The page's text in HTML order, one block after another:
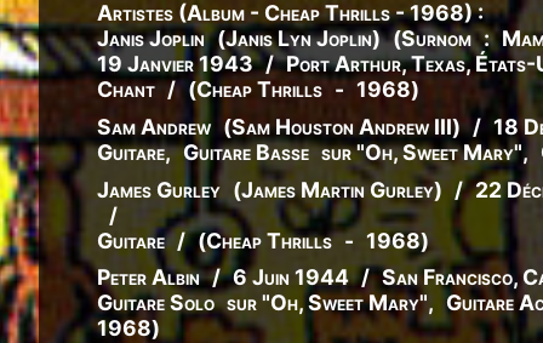
Artistes (Album - Cheap Thrills - 1968) :
Janis Joplin (JanisLynJoplin) (Surnom :
19 Janvier 1943 / Port Arthur, Texas, États-
Chant / (Cheap Thrills - 1968)
Sam Andrew (SamHouston Andrew III) / 18
Guitare, Guitare Basse sur "Oh, Sweet Mary",
James Gurley (James MartinGurley) / 22
/
Guitare / (Cheap Thrills - 1968)
Peter Albin / 6 Juin 1944 / San Francisco,
Guitare Solo sur "Oh, Sweet Mary", Guitare
1968)